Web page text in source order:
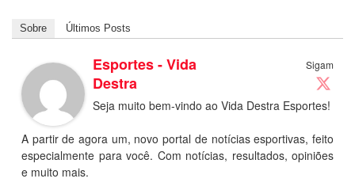
Sobre Últimos Posts
Sigam
Esportes - Vida
Destra
Seja muito bem-vindo ao Vida Destra Esportes!
A partir de agora um, novo portal de notícias esportivas, feito
especialmente para você. Com notícias, resultados, opiniões
e muito mais.